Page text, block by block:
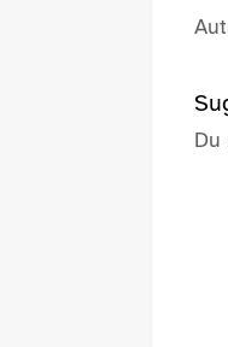
Du